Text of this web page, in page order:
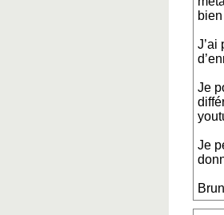
J’ai
Je
Je